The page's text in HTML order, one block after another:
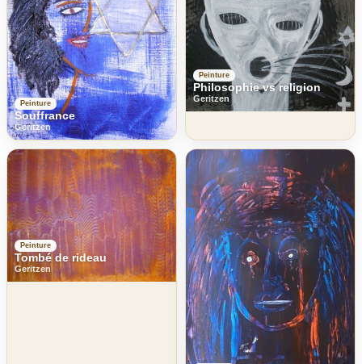
Peinture
Souffrance
Geritzen
Peinture
Philosophie vs religion
Geritzen
Peinture
Tombé de rideau
Geritzen